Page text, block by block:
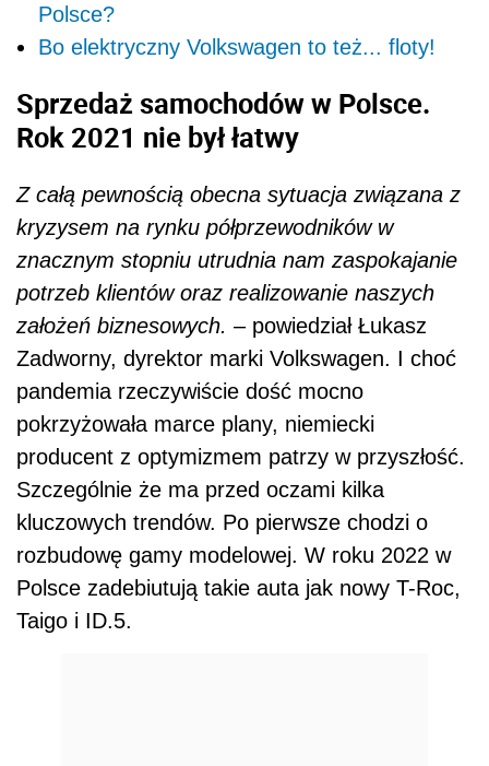
Polsce?
Bo elektryczny Volkswagen to też... floty!
Sprzedaż samochodów w Polsce.
Rok 2021 nie był łatwy
Z całą pewnością obecna sytuacja związana z
kryzysem na rynku półprzewodników w
znacznym stopniu utrudnia nam zaspokajanie
potrzeb klientów oraz realizowanie naszych
założeń biznesowych. – powiedział Łukasz
Zadworny, dyrektor marki Volkswagen. I choć
pandemia rzeczywiście dość mocno
pokrzyżowała marce plany, niemiecki
producent z optymizmem patrzy w przyszłość.
Szczególnie że ma przed oczami kilka
kluczowych trendów. Po pierwsze chodzi o
rozbudowę gamy modelowej. W roku 2022 w
Polsce zadebiutują takie auta jak nowy T-Roc,
Taigo i ID.5.